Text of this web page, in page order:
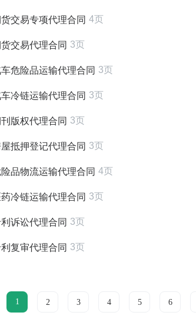
交易专项代理合同 4页
交易代理合同 3页
危险品运输代理合同 3页
冷链运输代理合同 3页
版权代理合同 3页
屋抵押登记代理合同 3页
品物流运输代理合同 4页
药冷链运输代理合同 3页
诉讼代理合同 3页
复审代理合同 3页
1 2 3 4 5 6